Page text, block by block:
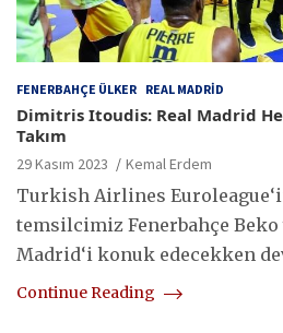
FENERBAHÇE ÜLKER REAL MADRID
Dimitris Itoudis: Real Madrid
Takım
29 Kasım 2023 Kemal Erdem
Turkish Airlines
temsilcimiz Fenerbahçe Beko
Madrid‘i konuk edecekken
Continue Reading